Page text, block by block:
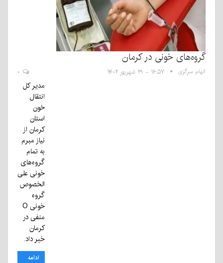
گروه‌های خونی در کرمان
الهام سرگزی ۱۶:۵۷ - ۲۹ شهریور ۱۴۰۲
مدیر کل
انتقال
خون
استان
کرمان از
نیاز مبرم
به تمام
گروه‌های
خونی علی
الخصوص
گروه
خونی O
منفی در
کرمان
خبر داد.
ادامه